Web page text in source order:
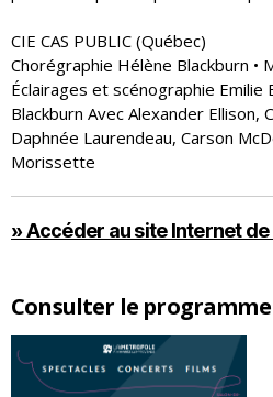
Consulter le programme
CIE CAS PUBLIC (Québec)
Chorégraphie Hélène Blackburn •
Éclairages et scénographie Emilie
Blackburn Avec Alexander Ellison,
Daphnée Laurendeau, Carson
Morissette
» Accéder au site Internet